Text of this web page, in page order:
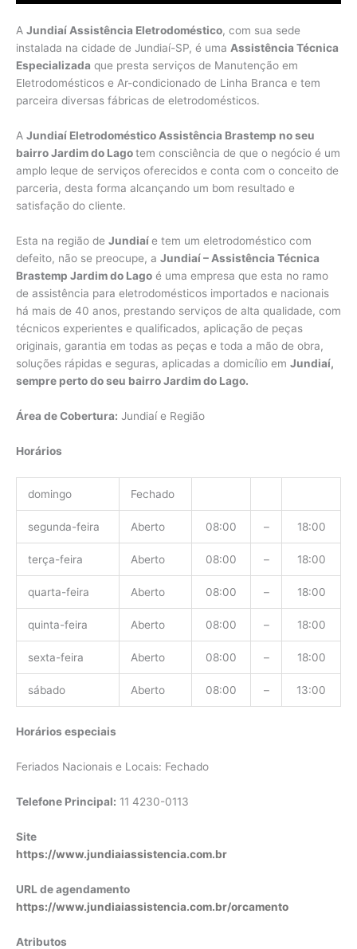
A Jundiaí Assistência Eletrodoméstico, com sua sede
instalada na cidade de Jundiaí-SP, é uma Assistência Técnica
Especializada que presta serviços de Manutenção em
Eletrodomésticos e Ar-condicionado de Linha Branca e tem
parceira diversas fábricas de eletrodomésticos.
A Jundiaí Eletrodoméstico Assistência Brastemp no seu
bairro Jardim do Lagotem consciência de que o negócio é um
amplo leque de serviços oferecidos e conta com o conceito de
parceria, desta forma alcançando um bom resultado e
satisfação do cliente.
Esta na região de Jundiaíe tem um eletrodoméstico com
defeito, não se preocupe, a Jundiaí – Assistência Técnica
Brastemp Jardim do Lago é uma empresa que esta no ramo
de assistência para eletrodomésticos importados e nacionais
há mais de 40 anos, prestando serviços de alta qualidade, com
técnicos experientes e qualificados, aplicação de peças
originais, garantia em todas as peças e toda a mão de obra,
soluções rápidas e seguras, aplicadas a domicílio em Jundiaí,
sempre perto do seu bairro Jardim do Lago.
Área de Cobertura: Jundiaí e Região
Horários
domingo Fechado
segunda-feira Aberto 08:00 – 18:00
terça-feira Aberto 08:00 – 18:00
quarta-feira Aberto 08:00 – 18:00
quinta-feira Aberto 08:00 – 18:00
sexta-feira Aberto 08:00 – 18:00
sábado Aberto 08:00 – 13:00
Horários especiais
Feriados Nacionais e Locais: Fechado
Telefone Principal: 11 4230-0113
Site
https://www.jundiaiassistencia.com.br
URL de agendamento
https://www.jundiaiassistencia.com.br/orcamento
Atributos